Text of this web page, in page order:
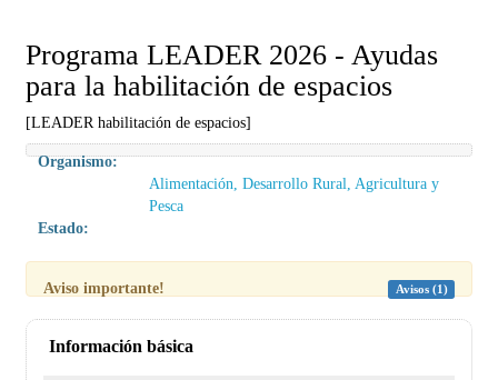
Programa LEADER 2026 - Ayudas
para la habilitación de espacios
[LEADER habilitación de espacios]
Organismo:
Alimentación, Desarrollo Rural, Agricultura y
Pesca
Estado:
Aviso importante! Avisos (1)
Información básica